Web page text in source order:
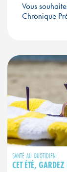
Vous
Chronique
SANTÉ AU QUOTIDIEN
CET ÉTÉ,